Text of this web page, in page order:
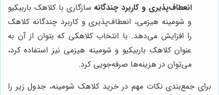
انعطاف‌پذیری و کاربرد چندگانه سازگاری با کلاهک باربیکیو
و شومینه هیزمی، انعطاف‌پذیری و کاربرد چندگانه کلاهک
را افزایش می‌دهد. با انتخاب کلاهکی که بتوان از آن به
عنوان کلاهک باربیکیو و شومینه هیزمی نیز استفاده کرد،
می‌توان در هزینه‌ها صرفه‌جویی کرد.
برای جمع‌بندی نکات مهم در خرید کلاهک شومینه، جدول زیر را